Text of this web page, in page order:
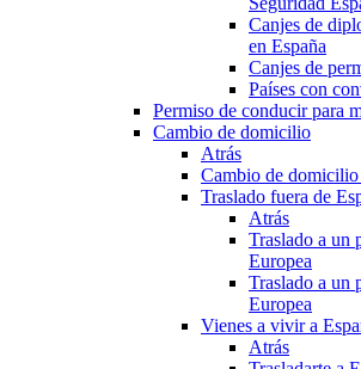
Canjes de
en España
Canjes de
Países con
Permiso de conducir para
Cambio de domicilio
Atrás
Cambio de domicilio
Traslado fuera de
Atrás
Traslado a un
Europea
Traslado a un
Europea
Vienes a vivir a
Atrás